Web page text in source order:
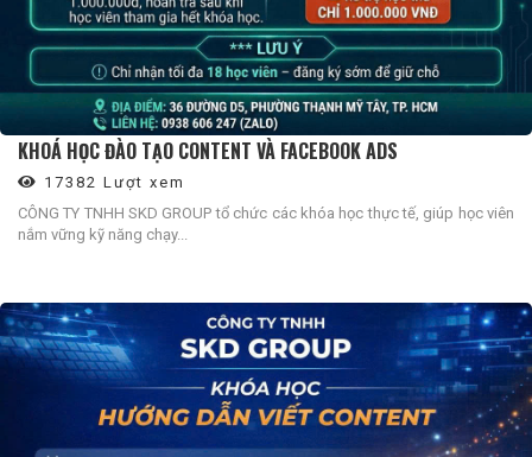
KHOÁ HỌC ĐÀO TẠO CONTENT VÀ FACEBOOK ADS
17382 Lượt xem
CÔNG TY TNHH SKD GROUP tổ chức các khóa học thực tế, giúp học viên
nắm vững kỹ năng chạy...